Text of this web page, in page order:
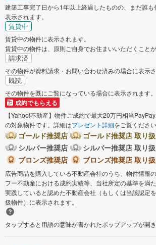
建築工事完了日から1年以上経過したものの、まだ誰
表示されます。
賃貸中
賃貸中の物件に表示されます。
賃貸中の物件は、原則ご自身でお住まいいただくことが
請求済
その物件が資料請求・お問い合わせ済みの場合に表示さ
既読
その物件を既にご覧になっている場合に表示されます。
成約でもらえる
【Yahoo!不動産】物件ご成約で最大20万円相当
の対象物件です。詳細はプレゼント詳細をご覧ください
ゴールド推奨店
ゴールド推奨店 取り
シルバー推奨店
シルバー推奨店 取り
ブロンズ推奨店
ブロンズ推奨店 取り
広告商品を購入している不動産会社のうち、物件情報
フー不動産における成約実績等、当社所定の基準を満
実践していると認めた不動産会社（もしくは当該認定
扱物件）に表示されます。
タップすると用語の意味が書かれたポップアップが開き